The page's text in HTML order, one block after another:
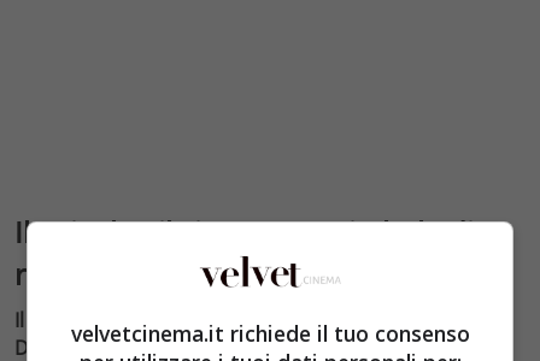
Il Grinch e il cinema: un simbolo di
ribellione natalizia
Il personaggio del Grinch, reso celebre dallo scrittore
Dr. Seuss e dalle successive trasposizioni
velvetcinema.it richiede il tuo consenso